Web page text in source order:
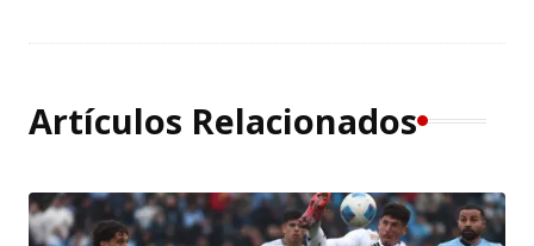
Artículos Relacionados